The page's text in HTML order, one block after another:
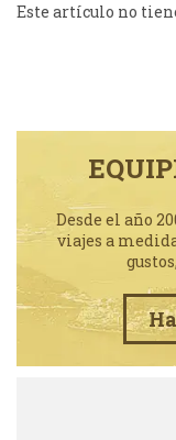
Este artículo no
Desde el año
viajes a